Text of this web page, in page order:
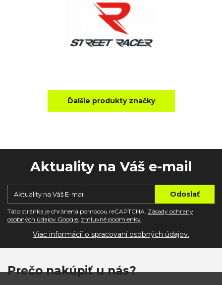
Ďalšie produkty značky
Aktuality na Váš e-mail
Táto stránka je chránená pomocou reCAPTCHA. Zásady ochrany
osobných údajov Google, zmluvné podmienky.
Viac informácií o spracovaní osobných údajov.
Prečo nakúpiť u nás?